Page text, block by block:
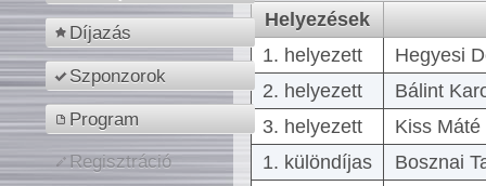
Díjazás
Szponzorok
Program
Regisztráció
Helyezések
1. helyezett
Hegyesi
2. helyezett
Bálint
3. helyezett
Kiss
1. különdíjas
Bosznai